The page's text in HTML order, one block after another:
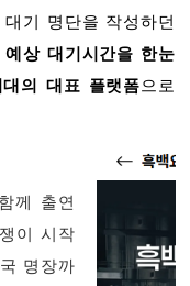
기 명단을 작성하던
상 대기시간을 한눈
의 대표 플랫폼으로
께 출연
이 시작
명장까